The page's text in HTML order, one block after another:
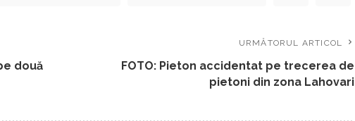
două
URMĂTORUL ARTICOL
FOTO: Pieton accidentat pe trecerea de
pietoni din zona Lahovari